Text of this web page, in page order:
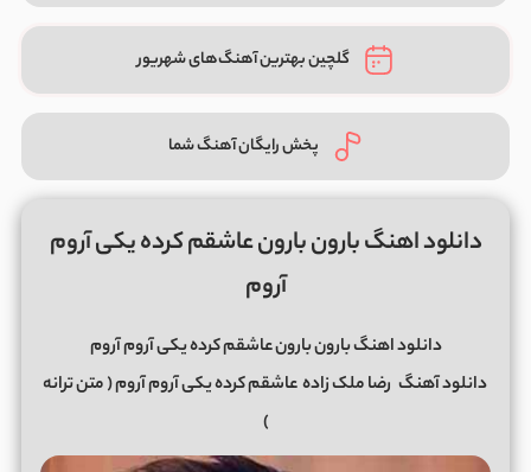
گلچین بهترین آهنگ‌های شهریور
پخش رایگان آهنگ شما
دانلود اهنگ بارون بارون عاشقم کرده یکی آروم
آروم
دانلود اهنگ بارون بارون عاشقم کرده یکی آروم آروم
دانلود آهنگ رضا ملک زادهعاشقم کرده یکی آروم آروم( متن ترانه
)